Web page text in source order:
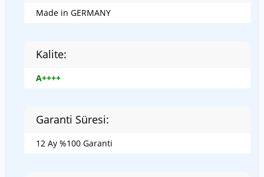
Made in GERMANY
Kalite:
A++++
Garanti Süresi:
12 Ay %100 Garanti